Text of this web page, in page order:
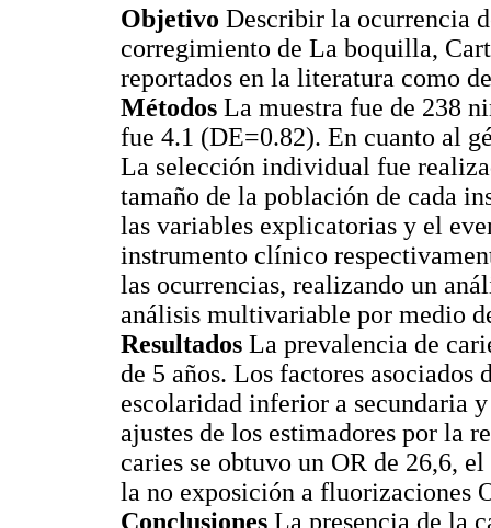
Objetivo Describir la ocurrencia
corregimiento de La boquilla,
reportados en la literatura como
Métodos La muestra fue de 238
fue 4.1 (DE=0.82). En cuanto al
La selección individual fue
tamaño de la población de cada
las variables explicatorias y el
instrumento clínico
las ocurrencias, realizando un
análisis multivariable por medio
Resultados La prevalencia de
de 5 años. Los factores
escolaridad inferior a secundaria
ajustes de los estimadores por la
caries se obtuvo un OR de 26,6,
la no exposición a fluorizaciones
Conclusiones La presencia de la